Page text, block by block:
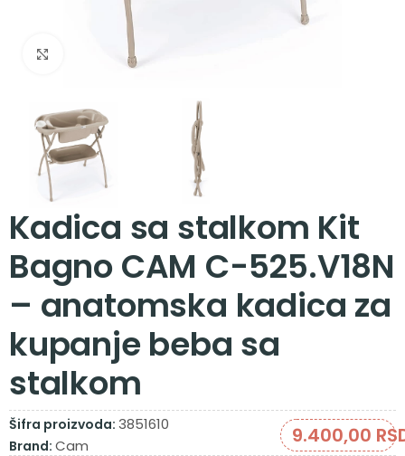
Zumiraj sliku
Kadica sa stalkom Kit
Bagno CAM C-525.V18N
– anatomska kadica za
kupanje beba sa
stalkom
Šifra proizvoda: 3851610
Brand: Cam 9.400,00